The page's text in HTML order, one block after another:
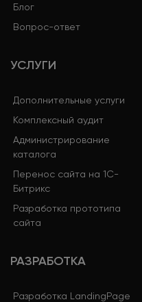
Блог
Вопрос-ответ
УСЛУГИ
Дополнительные услуги
Комплексный аудит
Администрирование
каталога
Перенос сайта на 1С-
Битрикс
Разработка прототипа
сайта
РАЗРАБОТКА
Разработка LandingPage